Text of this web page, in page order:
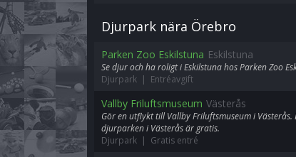
Djurpark nära Örebro
Parken Zoo Eskilstuna Eskilstuna
Se djur och ha roligt i Eskilstuna hos Parken Zoo
Djurpark | Entréavgift
Vallby Friluftsmuseum Västerås
Gör en utflykt till Vallby Friluftsmuseum i
djurparken i Västerås är gratis.
Djurpark | Gratis entré